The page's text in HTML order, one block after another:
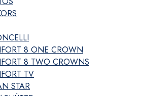
8 ONE CROWN
8 TWO CROWNS
TV
STAR